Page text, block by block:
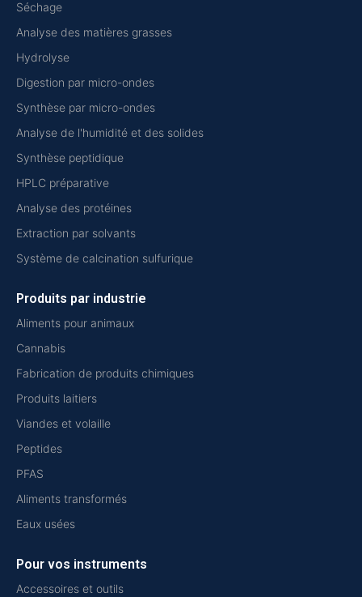
Séchage
Analyse des matières grasses
Hydrolyse
Digestion par micro-ondes
Synthèse par micro-ondes
Analyse de l'humidité et des solides
Synthèse peptidique
HPLC préparative
Analyse des protéines
Extraction par solvants
Système de calcination sulfurique
Produits par industrie
Aliments pour animaux
Cannabis
Fabrication de produits chimiques
Produits laitiers
Viandes et volaille
Peptides
PFAS
Aliments transformés
Eaux usées
Pour vos instruments
Accessoires et outils